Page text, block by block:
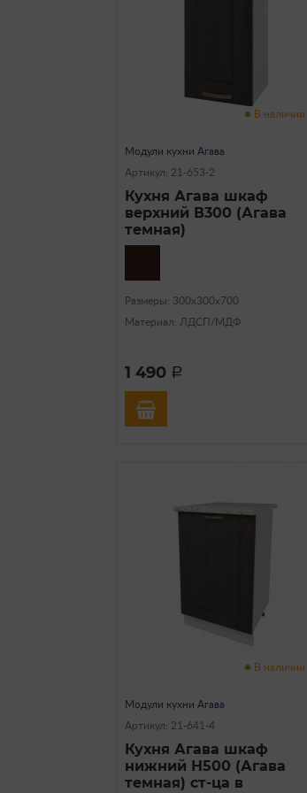
В наличии
Модули кухни Агава
Артикул: 21-653-2
Кухня Агава шкаф
верхний В300 (Агава
темная)
Размеры: 300х300х700
Материал: ЛДСП/МДФ
1 490 a
В наличии
Модули кухни Агава
Артикул: 21-641-4
Кухня Агава шкаф
нижний Н500 (Агава
темная) ст-ца в